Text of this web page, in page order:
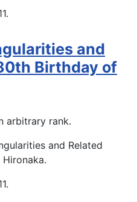
and
Birthday of
arbitrary rank.
and Related